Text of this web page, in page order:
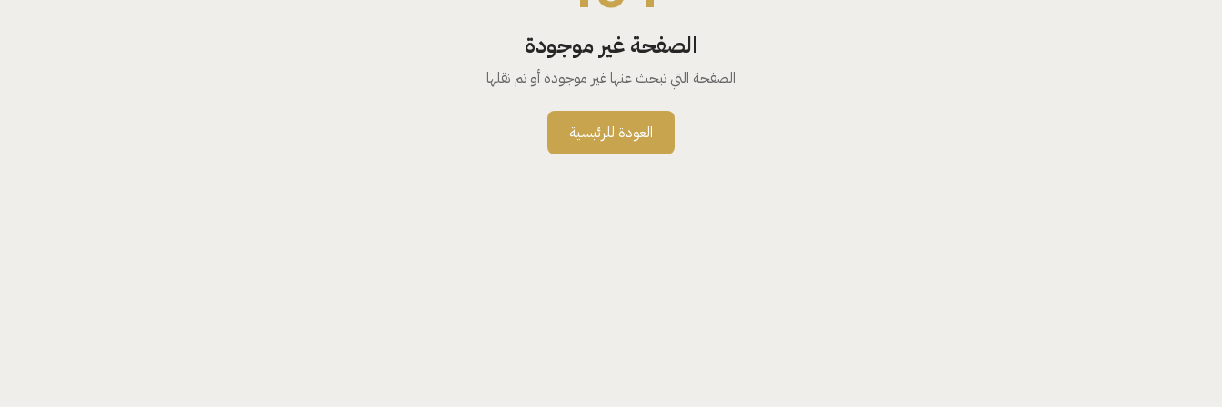
الصفحة غير موجودة
الصفحة التي تبحث عنها غير موجودة أو تم نقلها
العودة للرئيسية